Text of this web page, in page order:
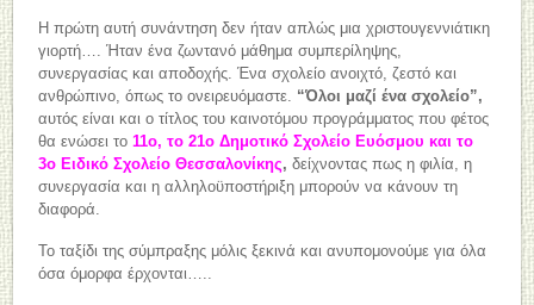
Η πρώτη αυτή συνάντηση δεν ήταν απλώς μια χριστουγεννιάτικη
γιορτή…. Ήταν ένα ζωντανό μάθημα συμπερίληψης,
συνεργασίας και αποδοχής. Ένα σχολείο ανοιχτό, ζεστό και
ανθρώπινο, όπως το ονειρευόμαστε. “Όλοι μαζί ένα σχολείο”,
αυτός είναι και ο τίτλος του καινοτόμου προγράμματος που φέτος
θα ενώσει το11ο, το 21ο Δημοτικό Σχολείο Ευόσμου και το
3ο Ειδικό Σχολείο Θεσσαλονίκης, δείχνοντας πως η φιλία, η
συνεργασία και η αλληλοϋποστήριξη μπορούν να κάνουν τη
διαφορά.
Το ταξίδι της σύμπραξης μόλις ξεκινά και ανυπομονούμε για όλα
όσα όμορφα έρχονται…..